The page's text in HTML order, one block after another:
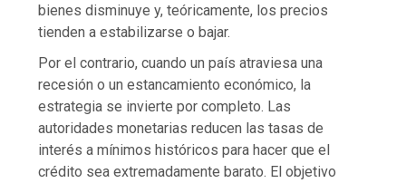
bienes disminuye y, teóricamente, los precios
tienden a estabilizarse o bajar.
Por el contrario, cuando un país atraviesa una
recesión o un estancamiento económico, la
estrategia se invierte por completo. Las
autoridades monetarias reducen las tasas de
interés a mínimos históricos para hacer que el
crédito sea extremadamente barato. El objetivo